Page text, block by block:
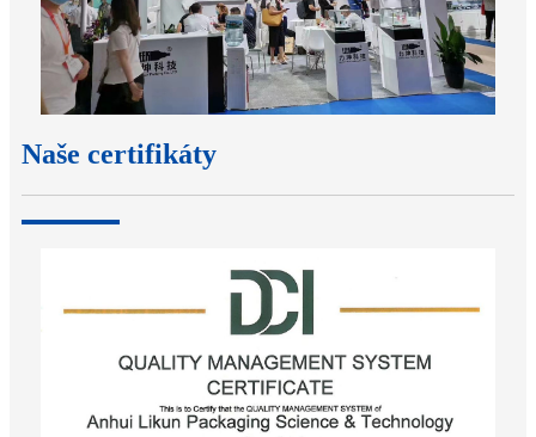
Naše certifikáty